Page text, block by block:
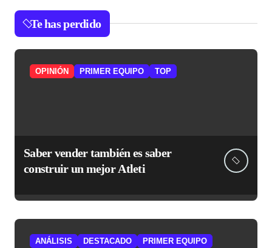
Te has perdido
OPINIÓN PRIMER EQUIPO TOP
Saber vender también es saber
construir un mejor Atleti
ANÁLISIS DESTACADO PRIMER EQUIPO